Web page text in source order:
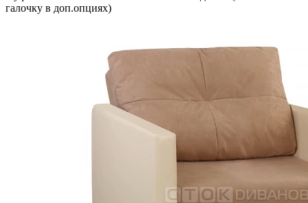
галочку в доп.опциях)